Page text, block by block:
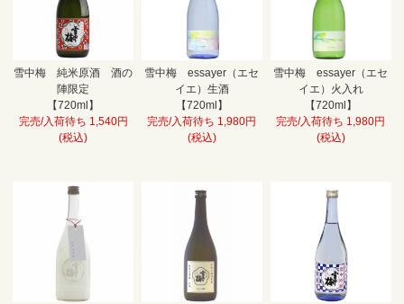
雪中梅 純米原酒 酒の
陣限定
【720ml】
完売/入荷待ち 1,540円
(税込)
雪中梅 essayer（エセ
イエ）生酒
【720ml】
完売/入荷待ち 1,980円
(税込)
雪中梅 essayer（エセ
イエ）火入れ
【720ml】
完売/入荷待ち 1,980円
(税込)